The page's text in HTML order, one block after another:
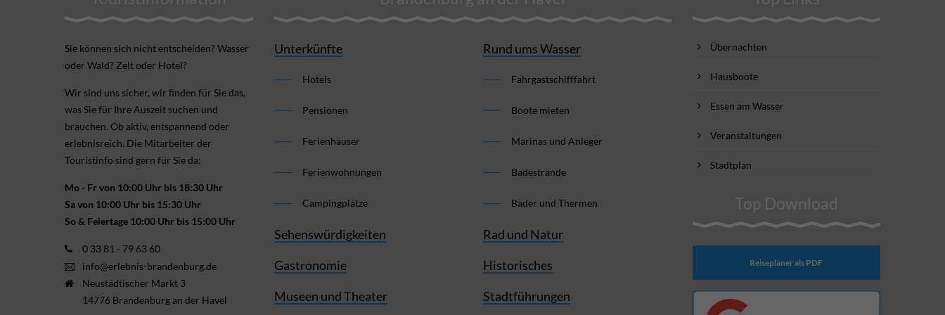
Sie können sich nicht ent­scheiden? Wasser
oder Wald? Zelt oder Hotel?
Wir sind uns sicher, wir finden für Sie das,
was Sie für Ihre Aus­zeit suchen und
brauchen. Ob aktiv, ent­spannend oder
erlebnis­reich. Die Mitarbeiter der
Touristinfo sind gern für Sie da:
Mo - Fr von 10:00 Uhr bis 18:30 Uhr
Sa von 10:00 Uhr bis 15:30 Uhr
So & Feiertage 10:00 Uhr bis 15:00 Uhr
0 33 81 - 79 63 60
info@erlebnis-brandenburg.de
Neustädtischer Markt 3
14776 Brandenburg an der Havel
Unterkünfte
Hotels
Pensionen
Ferienhäuser
Ferienwohnungen
Campingplätze
Sehenswürdigkeiten
Gastronomie
Museen und Theater
Rund ums Wasser
Fahrgastschifffahrt
Boote mieten
Marinas und Anleger
Badestrände
Bäder und Thermen
Rad und Natur
Historisches
Stadtführungen
Übernachten
Hausboote
Essen am Wasser
Veranstaltungen
Stadtplan
Top Download
Reiseplaner als PDF